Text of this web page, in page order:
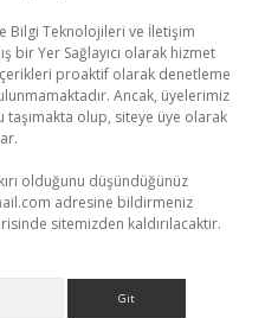
Bilgi Teknolojileri ve İletişim
bir Yer Sağlayıcı olarak hizmet
proaktif olarak denetleme
Ancak, üyelerimiz
taşımakta olup, siteye üye olarak
olduğunu düşündüğünüz
adresine bildirmeniz
sitemizden kaldırılacaktır.